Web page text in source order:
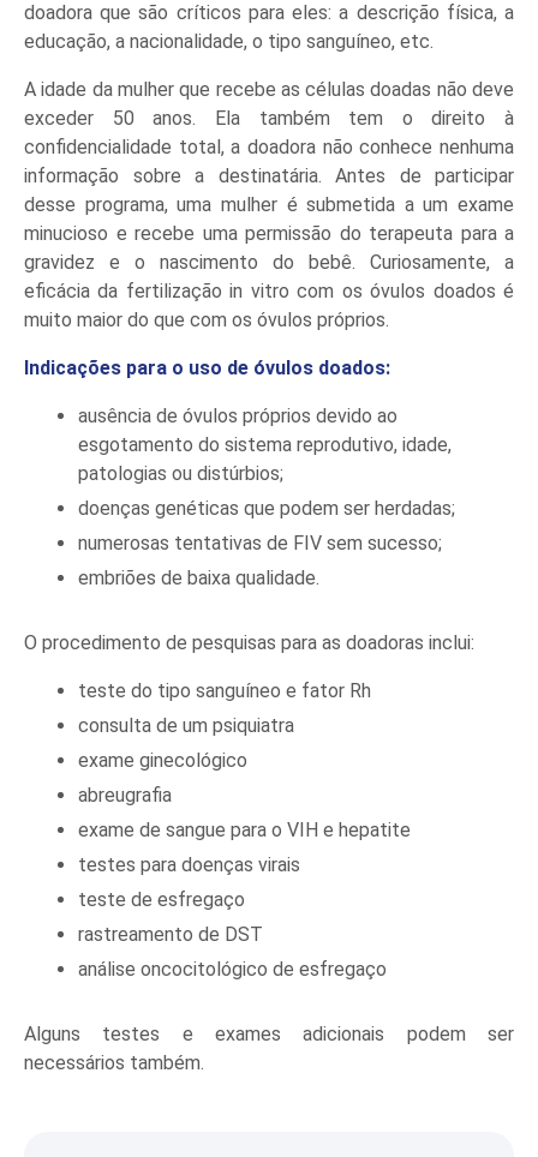
doadora que são críticos para eles: a descrição física, a
educação, a nacionalidade, o tipo sanguíneo, etc.
A idade da mulher que recebe as células doadas não deve
exceder 50 anos. Ela também tem o direito à
confidencialidade total, a doadora não conhece nenhuma
informação sobre a destinatária. Antes de participar
desse programa, uma mulher é submetida a um exame
minucioso e recebe uma permissão do terapeuta para a
gravidez e o nascimento do bebê. Curiosamente, a
eficácia da fertilização in vitro com os óvulos doados é
muito maior do que com os óvulos próprios.
Indicações para o uso de óvulos doados:
ausência de óvulos próprios devido ao
esgotamento do sistema reprodutivo, idade,
patologias ou distúrbios;
doenças genéticas que podem ser herdadas;
numerosas tentativas de FIV sem sucesso;
embriões de baixa qualidade.
O procedimento de pesquisas para as doadoras inclui:
teste do tipo sanguíneo e fator Rh
consulta de um psiquiatra
exame ginecológico
abreugrafia
exame de sangue para o VIH e hepatite
testes para doenças virais
teste de esfregaço
rastreamento de DST
análise oncocitológico de esfregaço
Alguns testes e exames adicionais podem ser
necessários também.